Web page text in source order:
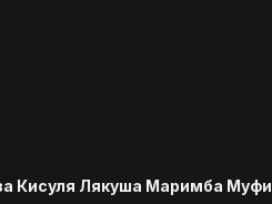
Кисуля Лякуша Маримба Муфи